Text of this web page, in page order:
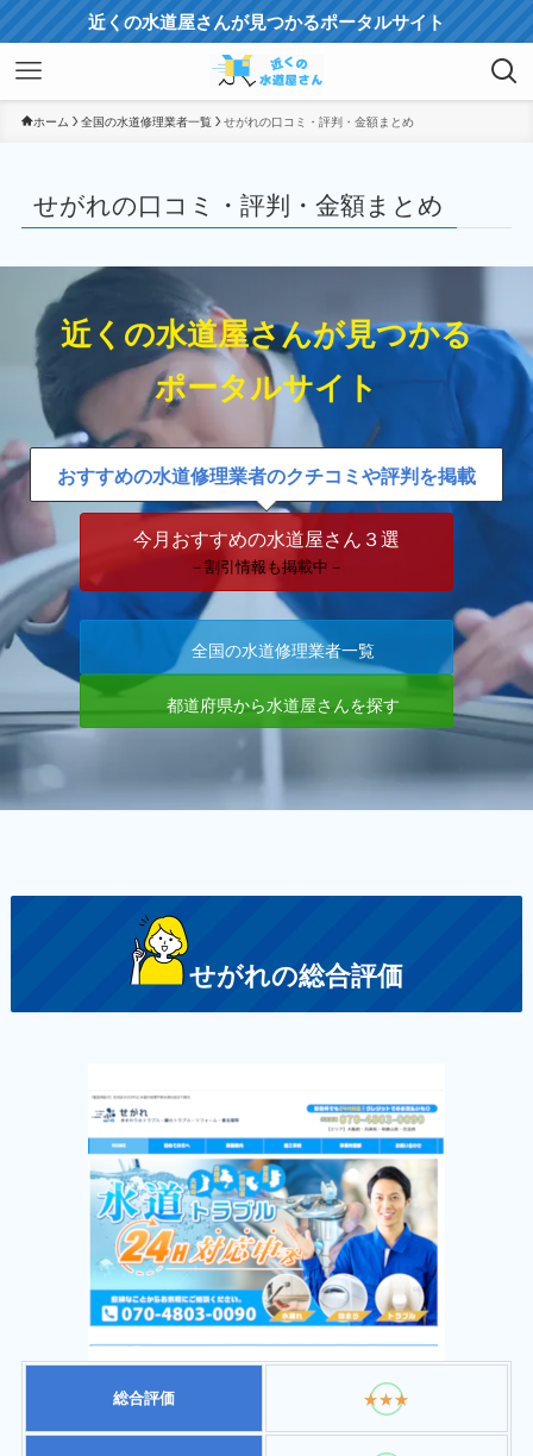
近くの水道屋さんが見つかるポータルサイト
ホーム 全国の水道修理業者一覧 せがれの口コミ・評判・金額まとめ
せがれの口コミ・評判・金額まとめ
近くの水道屋さんが見つかる
ポータルサイト
おすすめの水道修理業者のクチコミや評判を掲載
今月おすすめの水道屋さん３選
－割引情報も掲載中－
全国の水道修理業者一覧
都道府県から水道屋さんを探す
せがれの総合評価
総合評価 ★★★